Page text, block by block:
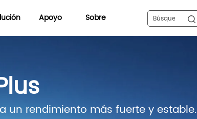
Apoyo Sobre
un rendimiento más fuerte y estable.